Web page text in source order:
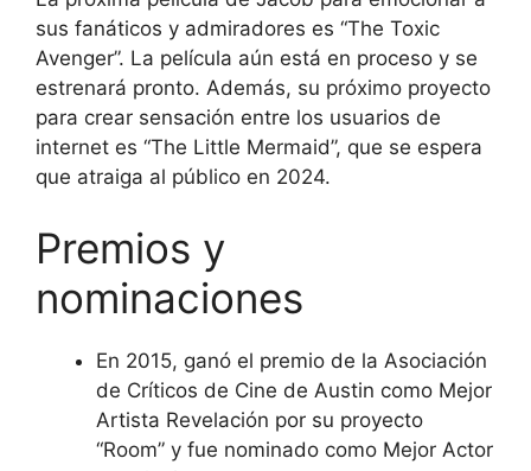
sus fanáticos y admiradores es “The Toxic
Avenger”. La película aún está en proceso y se
estrenará pronto. Además, su próximo proyecto
para crear sensación entre los usuarios de
internet es “The Little Mermaid”, que se espera
que atraiga al público en 2024.
Premios y
nominaciones
En 2015, ganó el premio de la Asociación
de Críticos de Cine de Austin como Mejor
Artista Revelación por su proyecto
“Room” y fue nominado como Mejor Actor